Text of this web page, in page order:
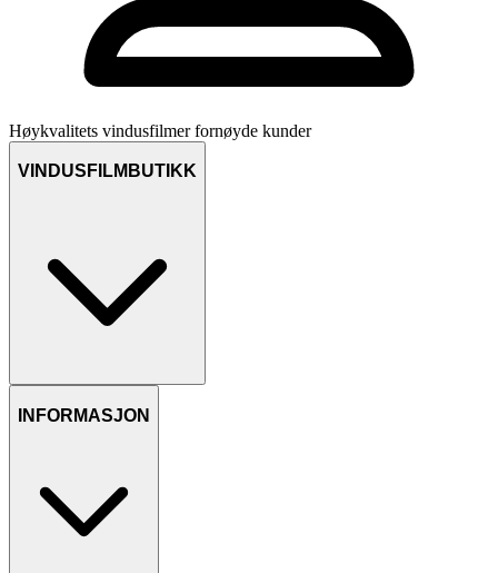
Høykvalitets vindusfilmer fornøyde kunder
VINDUSFILMBUTIKK
INFORMASJON